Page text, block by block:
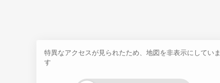
特異なアクセスが見られたため、地図を非表示にしていま
す